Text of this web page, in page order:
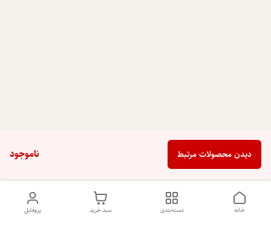
ناموجود دیدن محصولات مرتبط
پروفایل سبد خرید دسته‌بندی خانه